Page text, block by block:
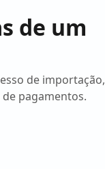
de um
de importação,
pagamentos.